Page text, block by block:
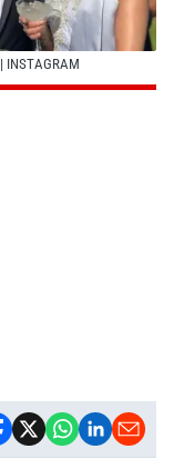
| INSTAGRAM